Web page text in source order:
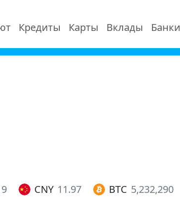
Кредиты Карты Вклады Банки
CNY 11.97 BTC 5,232,290